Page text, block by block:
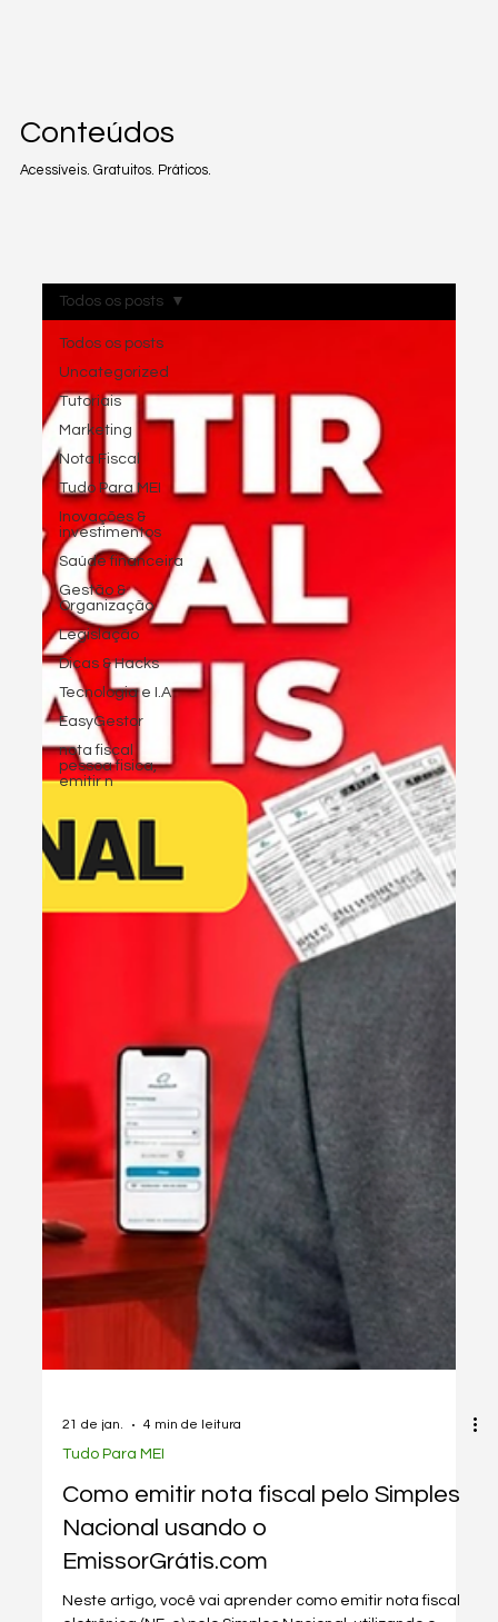
Conteúdos
Acessíveis. Gratuitos. Práticos.
Todos os posts
Uncategorized
Tutoriais
Marketing
Nota Fiscal
Tudo Para MEI
Inovações &
investimentos
Saúde financeira
Gestão &
Organização
Legislação
Dicas & Hacks
Tecnologia e I.A
EasyGestor
nota fiscal
pessoa fisica,
emitir n
Todos os posts
21 de jan. 4 min de leitura
Tudo Para MEI
Como emitir nota fiscal pelo Simples